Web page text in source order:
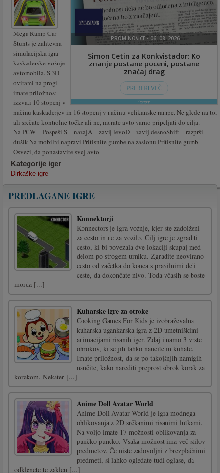
Mega Ramp Car
Stunts je zahtevna
simulacijska igra
kaskaderske vožnje
avtomobila. S 3D
ovirami na progi
imate priložnost
izzvati 10 stopenj v
načinu kaskaderjev in 16 stopenj v načinu velikanske rampe. Ne glede na to,
ali srečate kontrolne točke ali ne, morate avto varno pripeljati do cilja.
Na PCW = Pospeši S = nazajA = zavij levoD = zavij desnoShift = razprši
dušik Na mobilni napravi Pritisnite gumbe na zaslonu Pritisnite gumb
Osveži, da ponastavite svoj avto
Kategorije iger
Dirkaške igre
PREDLAGANE IGRE
Konnektorji
Konnectors je igra vožnje, kjer ste zadolženi
za cesto in ne za vozilo. Cilj igre je zgraditi
cesto, ki bi povezala dve lokaciji skupaj med
delom po strogem urniku. Zgradite neovirano
cesto od začetka do konca s pravilnimi deli
ceste, da dokončate nivo. Toda včasih se boste
morda [...]
Kuharske igre za otroke
Cooking Games For Kids je izobraževalna
kuharska ugankarska igra z 2D umetniškimi
animacijami risanih iger. Zdaj imamo 3 vrste
obrokov, ki se jih lahko naučite in kuhate.
Imate priložnost, da se po takojšnjih namigih
naučite, kako narediti preprost obrok korak za
korakom. Nekater [...]
Anime Doll Avatar World
Anime Doll Avatar World je igra modnega
oblikovanja z 2D srčkanimi risanimi lutkami.
Na voljo imate 17 možnosti oblikovanja za
punčko punčko. Vsaka možnost ima več stilov
predmetov. Če niste zadovoljni z brezplačnimi
predmeti, si lahko ogledate tudi oglase, da
odklenete te zaklen [...]